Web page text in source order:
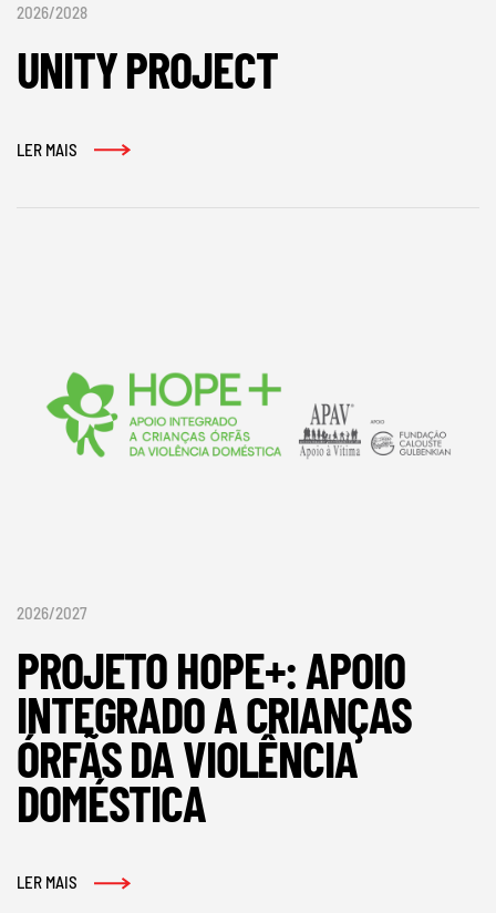
2026/2028
UNITY PROJECT
LER MAIS
2026/2027
PROJETO HOPE+: APOIO
INTEGRADO A CRIANÇAS
ÓRFÃS DA VIOLÊNCIA
DOMÉSTICA
LER MAIS